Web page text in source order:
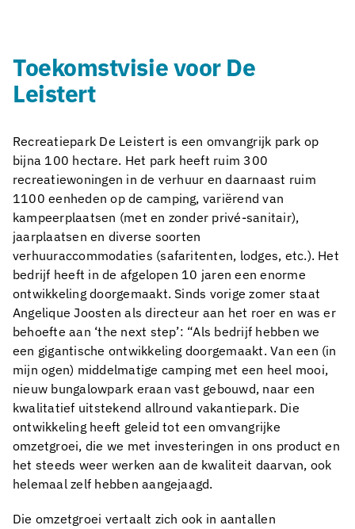
Toekomstvisie voor De
Leistert
Recreatiepark De Leistert is een omvangrijk park op
bijna 100 hectare. Het park heeft ruim 300
recreatiewoningen in de verhuur en daarnaast ruim
1100 eenheden op de camping, variërend van
kampeerplaatsen (met en zonder privé-sanitair),
jaarplaatsen en diverse soorten
verhuuraccommodaties (safaritenten, lodges, etc.). Het
bedrijf heeft in de afgelopen 10 jaren een enorme
ontwikkeling doorgemaakt. Sinds vorige zomer staat
Angelique Joosten als directeur aan het roer en was er
behoefte aan ‘the next step’: “Als bedrijf hebben we
een gigantische ontwikkeling doorgemaakt. Van een (in
mijn ogen) middelmatige camping met een heel mooi,
nieuw bungalowpark eraan vast gebouwd, naar een
kwalitatief uitstekend allround vakantiepark. Die
ontwikkeling heeft geleid tot een omvangrijke
omzetgroei, die we met investeringen in ons product en
het steeds weer werken aan de kwaliteit daarvan, ook
helemaal zelf hebben aangejaagd.
Die omzetgroei vertaalt zich ook in aantallen